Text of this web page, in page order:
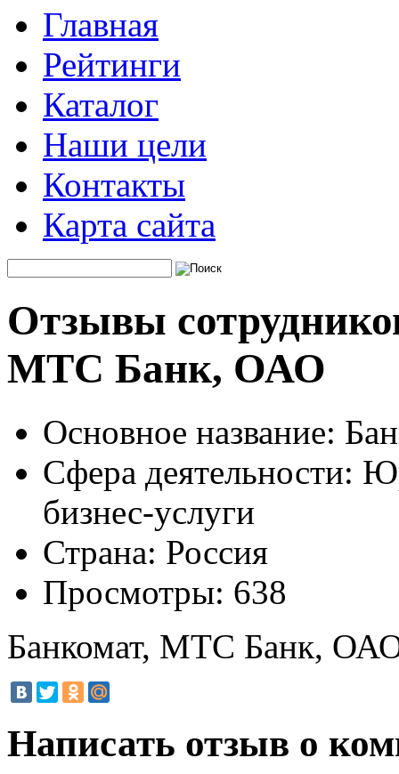
Главная
Рейтинги
Каталог
Наши цели
Контакты
Карта сайта
Отзывы
МТС Банк, ОАО
Основное название:
Сфера деятельности:
бизнес-услуги
Страна: Россия
Просмотры: 638
Банкомат, МТС Банк,
Написать отзыв о